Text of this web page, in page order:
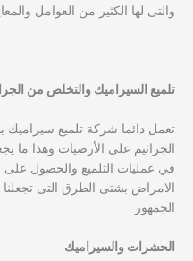
والتى لها الكثير من العوامل
تلميع السيراميك والتخلص من
تعمل دائما شركة تلميع
الجراثيم على الأرضيات وهذا ما
في عمليات التلميع والحصول
الامراض بشتى الطرق التى
الجمهور
الحشرات والسيراميك